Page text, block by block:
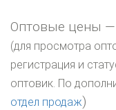
Оптовые цены —
(для просмотра
регистрация и
оптовик. По
отдел продаж)